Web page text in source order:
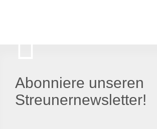
Abonniere unseren
Streunernewsletter!